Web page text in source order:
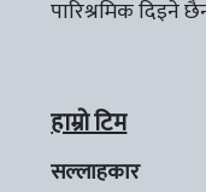
पारिश्रमिक दिइने
हाम्रो टिम
सल्लाहकार